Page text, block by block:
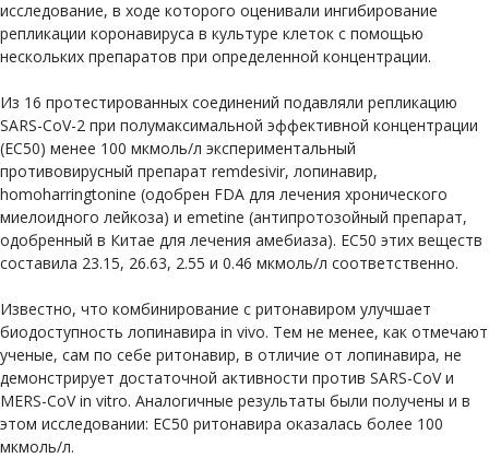
исследование, в ходе которого оценивали ингибирование
репликации коронавируса в культуре клеток с помощью
нескольких препаратов при определенной концентрации.
Из 16 протестированных соединений подавляли репликацию
SARS-CoV-2 при полумаксимальной эффективной концентрации
(EC50) менее 100 мкмоль/л экспериментальный
противовирусный препарат remdesivir, лопинавир,
homoharringtonine (одобрен FDA для лечения хронического
миелоидного лейкоза) и emetine (антипротозойный препарат,
одобренный в Китае для лечения амебиаза). EC50 этих веществ
составила 23.15, 26.63, 2.55 и 0.46 мкмоль/л соответственно.
Известно, что комбинирование с ритонавиром улучшает
биодоступность лопинавира in vivo. Тем не менее, как отмечают
ученые, сам по себе ритонавир, в отличие от лопинавира, не
демонстрирует достаточной активности против SARS-CoV и
MERS-CoV in vitro. Аналогичные результаты были получены и в
этом исследовании: EC50 ритонавира оказалась более 100
мкмоль/л.